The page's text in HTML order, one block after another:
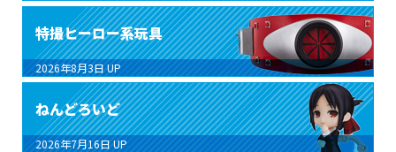
特撮ヒーロー系玩具
2026年8月3日 UP
ねんどろいど
2026年7月16日 UP